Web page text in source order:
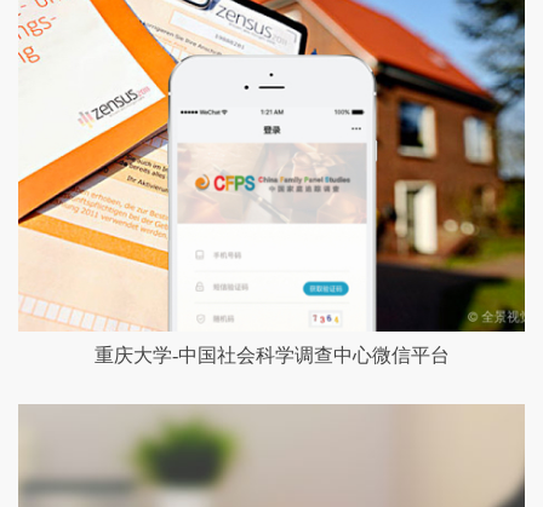
重庆大学-中国社会科学调查中心微信平台